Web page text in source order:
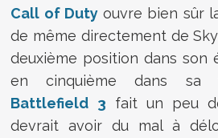
Call of Dutyouvre bien sûr
de même directement de
deuxième position dans son
en cinquième dans sa
Battlefield 3 fait un peu
devrait avoir du mal à